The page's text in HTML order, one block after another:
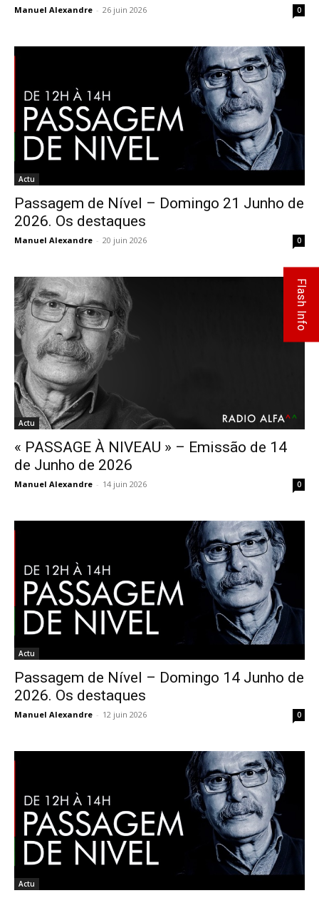
Manuel Alexandre - 26 juin 2026 0
Actu
Passagem de Nível – Domingo 21 Junho de
2026. Os destaques
Manuel Alexandre - 20 juin 2026 0
Actu
« PASSAGE À NIVEAU » – Emissão de 14
de Junho de 2026
Manuel Alexandre - 14 juin 2026 0
Actu
Passagem de Nível – Domingo 14 Junho de
2026. Os destaques
Manuel Alexandre - 12 juin 2026 0
Actu
Flash Info